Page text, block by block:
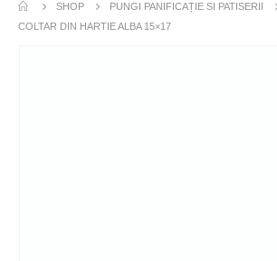
SHOP
PUNGI PANIFICAȚIE SI PATISERII
COLTAR DIN HARTIE ALBA 15×17